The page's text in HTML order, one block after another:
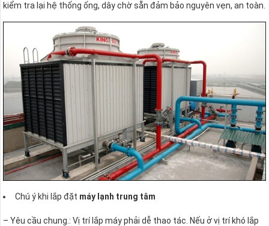
kiểm tra lại hệ thống ống, dây chờ sẵn đảm bảo nguyên vẹn, an toàn.
Chú ý khi lắp đặt máy lạnh trung tâm
– Yêu cầu chung.: Vị trí lắp máy phải dễ thao tác. Nếu ở vị trí khó lắp